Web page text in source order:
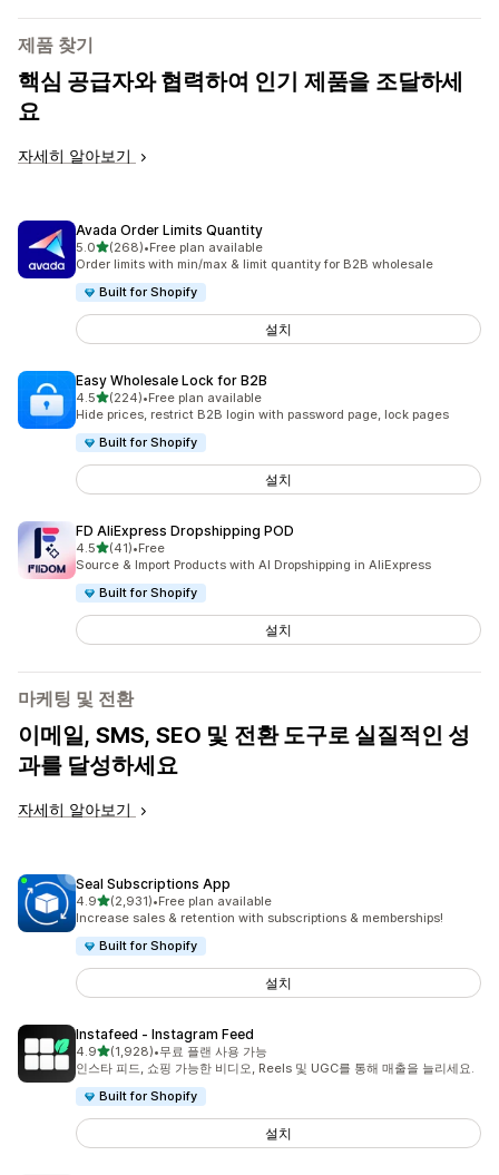
제품 찾기
핵심 공급자와 협력하여 인기 제품을 조달하세
요
자세히 알아보기
Avada Order Limits Quantity
5.0별 5개 중
(268)
총 리뷰 268개
•Free plan available
Order limits with min/max & limit quantity for B2B wholesale
Built for Shopify
설치
Easy Wholesale Lock for B2B
4.5별 5개 중
(224)
총 리뷰 224개
•Free plan available
Hide prices, restrict B2B login with password page, lock pages
Built for Shopify
설치
FD AliExpress Dropshipping POD
4.5별 5개 중
(41)
총 리뷰 41개
•Free
Source & Import Products with AI Dropshipping in AliExpress
Built for Shopify
설치
마케팅 및 전환
이메일, SMS, SEO 및 전환 도구로 실질적인 성
과를 달성하세요
자세히 알아보기
Seal Subscriptions App
4.9별 5개 중
(2,931)
총 리뷰 2931개
•Free plan available
Increase sales & retention with subscriptions & memberships!
Built for Shopify
설치
Instafeed ‑ Instagram Feed
4.9별 5개 중
(1,928)
총 리뷰 1928개
•무료 플랜 사용 가능
인스타 피드, 쇼핑 가능한 비디오, Reels 및 UGC를 통해 매출을 늘리세요.
Built for Shopify
설치